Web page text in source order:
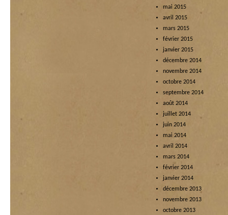
mai 2015
avril 2015
mars 2015
février 2015
janvier 2015
décembre 2014
novembre 2014
octobre 2014
septembre 2014
août 2014
juillet 2014
juin 2014
mai 2014
avril 2014
mars 2014
février 2014
janvier 2014
décembre 2013
novembre 2013
octobre 2013